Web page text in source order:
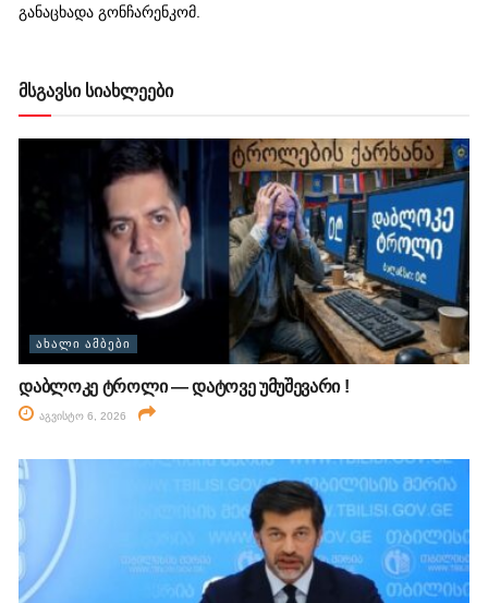
განაცხადა გონჩარენკომ.
მსგავსი სიახლეები
ᲐᲮᲐᲚᲘ ᲐᲛᲑᲔᲑᲘ
დაბლოკე ტროლი — დატოვე უმუშევარი !
აგვისტო 6, 2026